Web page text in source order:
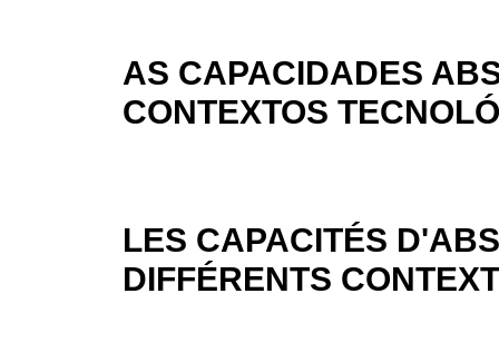
AS CAPACIDADES
CONTEXTOS
LES CAPACITÉS
DIFFÉRENTS